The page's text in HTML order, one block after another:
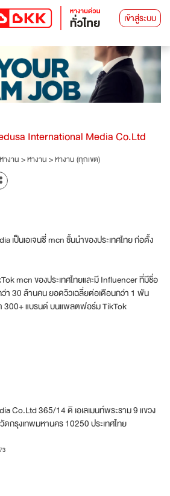
เข้าสู่ระบบ
International Media Co.Ltd
หางาน>หางาน>หางาน (ทุกเขต)
เป็นเอเจนซี่ mcn ชั้นนำของประเทศไทย ก่อตั้ง
mcn ของประเทศไทยและมี Influencer ที่มีชื่อ
า 30 ล้านคน ยอดวิวเฉลี่ยต่อเดือนกว่า 1 พัน
300+ แบรนด์ บนแพลตฟอร์ม TikTok
Co.Ltd 365/14 ดิ เอเลเมนท์พระราม 9 แขวง
ดกรุงเทพมหานคร 10250 ประเทศไทย